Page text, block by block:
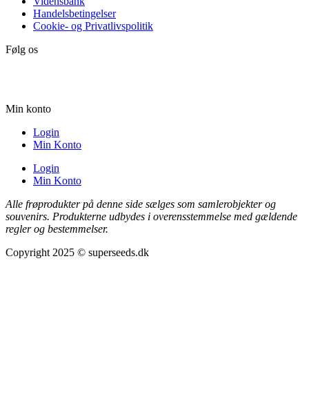
Handelsbetingelser
Cookie- og Privatlivspolitik
Følg os
Min konto
Login
Min Konto
Login
Min Konto
Alle frøprodukter på denne side sælges som samlerobjekter og
souvenirs. Produkterne udbydes i overensstemmelse med gældende
regler og bestemmelser.
Copyright 2025 © superseeds.dk